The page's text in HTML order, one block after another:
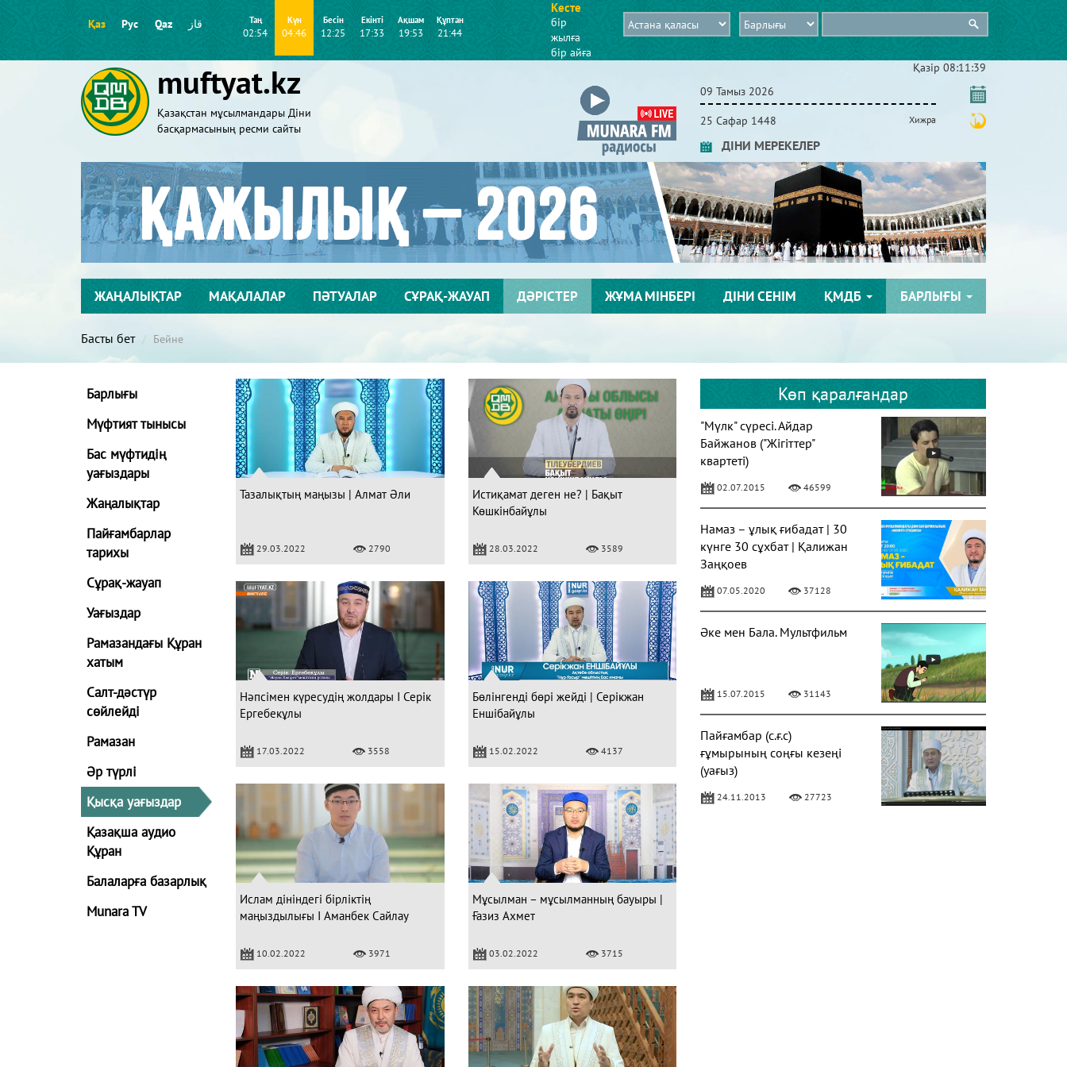
Қаз Рус Qaz قاز Таң
02:54
Күн
04:46
Бесін
12:25
Екінті
17:33
Ақшам
19:53
Құптан
21:44
Кесте
бір
жылға
бір айға
muftyat.kz
Қазақстан мұсылмандары Діни
басқармасының ресми сайты
Қазір 08:11:40
09 Тамыз 2026
25 Сафар 1448 Хижра
ДІНИ МЕРЕКЕЛЕР
ЖАҢАЛЫҚТАР МАҚАЛАЛАР ПӘТУАЛАР СҰРАҚ-ЖАУАП ДӘРІСТЕР ЖҰМА МІНБЕРІ ДІНИ СЕНІМ ҚМДБ БАРЛЫҒЫ
Басты бет Бейне
Барлығы
Мүфтият тынысы
Бас мүфтидің
уағыздары
Жаңалықтар
Пайғамбарлар
тарихы
Сұрақ-жауап
Уағыздар
Рамазандағы Құран
хатым
Салт-дәстүр
сөйлейді
Рамазан
Әр түрлі
Қысқа уағыздар
Қазақша аудио
Құран
Балаларға базарлық
Munara TV
Тазалықтың маңызы | Алмат Әли
29.03.2022 2790
Истиқамат деген не? | Бақыт
Көшкінбайұлы
28.03.2022 3589
Нәпсімен күресудің жолдары I Серік
Ергебекұлы
17.03.2022 3558
Бөлінгенді бөрі жейді | Серікжан
Еншібайұлы
15.02.2022 4137
Ислам дініндегі бірліктің
маңыздылығы I Аманбек Сайлау
10.02.2022 3971
Мұсылман – мұсылманның бауыры |
Ғазиз Ахмет
03.02.2022 3715
Көп қаралғандар
"Мүлк" сүресі. Айдар
Байжанов ("Жігіттер"
квартеті)
02.07.2015 46599
Намаз – ұлық ғибадат | 30
күнге 30 сұхбат | Қалижан
Заңқоев
07.05.2020 37128
Әке мен Бала. Мультфильм
15.07.2015 31143
Пайғамбар (с.ғ.с)
ғұмырының соңғы кезеңі
(уағыз)
24.11.2013 27723